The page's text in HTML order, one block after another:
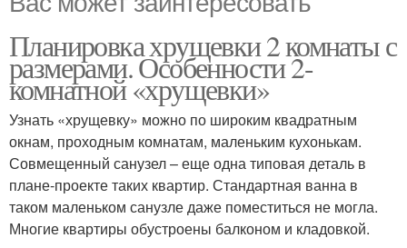
Планировка хрущевки 2 комнаты с
размерами. Особенности 2-
комнатной «хрущевки»
Узнать «хрущевку» можно по широким квадратным
окнам, проходным комнатам, маленьким кухонькам.
Совмещенный санузел – еще одна типовая деталь в
плане-проекте таких квартир. Стандартная ванна в
таком маленьком санузле даже поместиться не могла.
Многие квартиры обустроены балконом и кладовкой.